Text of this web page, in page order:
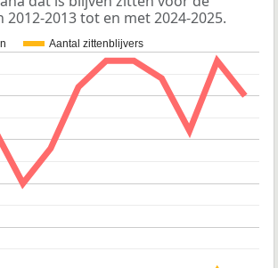
2013 tot en met 2024-2025.
Aantal zittenblijvers